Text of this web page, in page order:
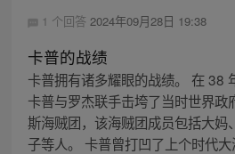
1 个回答 2024年09月28日 19:38
卡普的战绩
卡普拥有诸多耀眼的战绩。 在 38
卡普与罗杰联手击垮了当时世界
斯海贼团，该海贼团成员包括大妈
子等人。 卡普曾打凹了上个时代